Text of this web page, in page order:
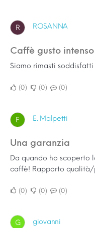
R ROSANNA
caffè gusto intenso
Siamo rimasti
0 0 0
E E. Malpetti
Una garanzia
Da quando ho scoperto
caffè! Rapporto qualità/
0 0 0
G giovanni